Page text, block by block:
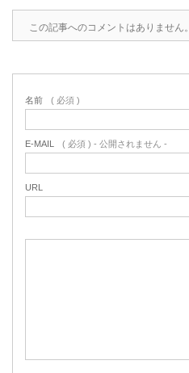
この記事へのコメントはありません。
名前 ( 必須 )
E-MAIL ( 必須 ) - 公開されません -
URL